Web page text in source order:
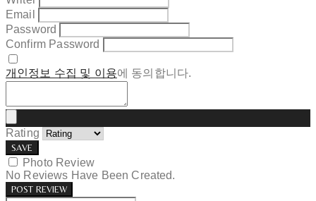
Email
Password
Confirm Password
개인정보 수집 및 이용에 동의합니다.
Rating
SAVE
Photo Review
No Reviews Have Been Created.
POST REVIEW